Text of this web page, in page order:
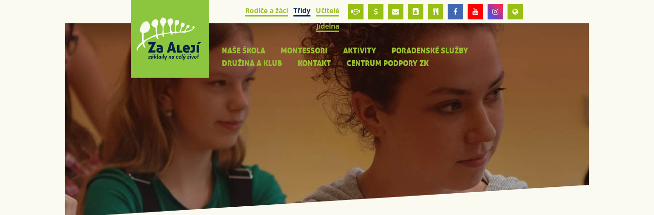
Rodiče a žáci Třídy
Učitelé
Jídelna
NAŠE ŠKOLA MONTESSORI AKTIVITY
PORADENSKÉ SLUŽBY
DRUŽINA A KLUB
KONTAKT CENTRUM PODPORY ZK